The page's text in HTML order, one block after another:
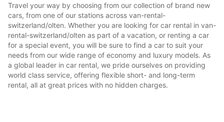
Travel your way by choosing from our collection of brand new
cars, from one of our stations across van-rental-
switzerland/olten. Whether you are looking for car rental in van-
rental-switzerland/olten as part of a vacation, or renting a car
for a special event, you will be sure to find a car to suit your
needs from our wide range of economy and luxury models. As
a global leader in car rental, we pride ourselves on providing
world class service, offering flexible short- and long-term
rental, all at great prices with no hidden charges.